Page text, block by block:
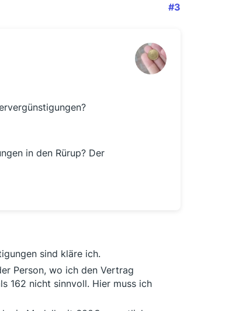
#3
in den Rürup? Der
sind kläre ich.
Person, wo ich den Vertrag
162 nicht sinnvoll. Hier muss ich